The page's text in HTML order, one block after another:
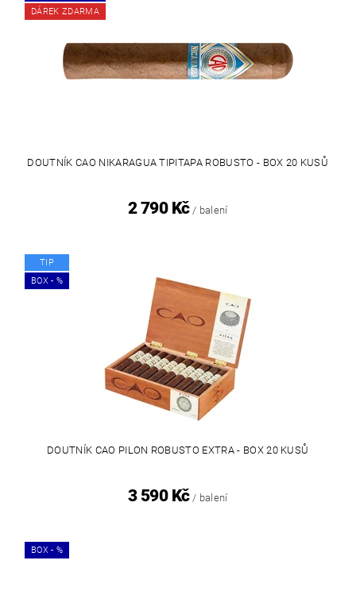
DÁREK ZDARMA
DOUTNÍK CAO NIKARAGUA TIPITAPA ROBUSTO - BOX 20 KUSŮ
2 790 Kč / balení
TIP
BOX - %
DOUTNÍK CAO PILON ROBUSTO EXTRA - BOX 20 KUSŮ
3 590 Kč / balení
BOX - %